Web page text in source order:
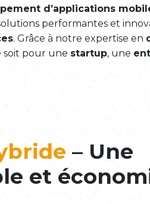
d’applications
performantes et
. Grâce à notre expertise en
soit pour une startup, une
– Une
et